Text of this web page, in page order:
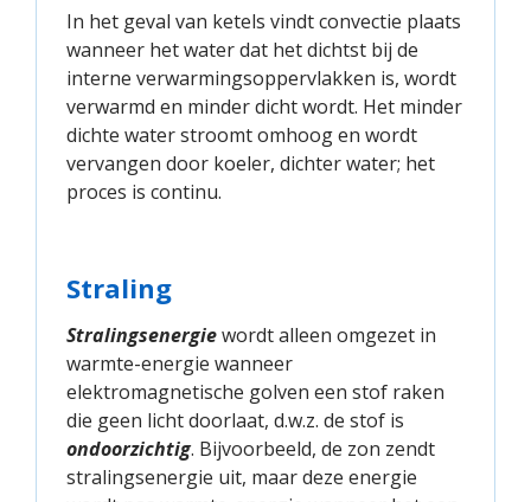
In het geval van ketels vindt convectie plaats
wanneer het water dat het dichtst bij de
interne verwarmingsoppervlakken is, wordt
verwarmd en minder dicht wordt. Het minder
dichte water stroomt omhoog en wordt
vervangen door koeler, dichter water; het
proces is continu.
Straling
Stralingsenergiewordt alleen omgezet in
warmte-energie wanneer
elektromagnetische golven een stof raken
die geen licht doorlaat, d.w.z. de stof is
ondoorzichtig. Bijvoorbeeld, de zon zendt
stralingsenergie uit, maar deze energie